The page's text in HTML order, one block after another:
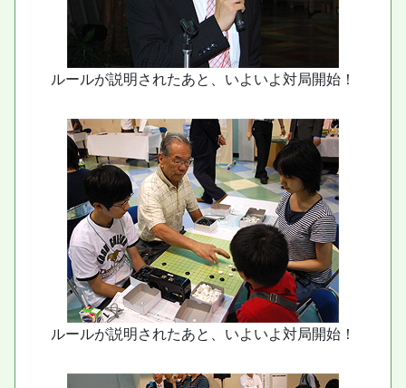
ルールが説明されたあと、いよいよ対局開始！
ルールが説明されたあと、いよいよ対局開始！